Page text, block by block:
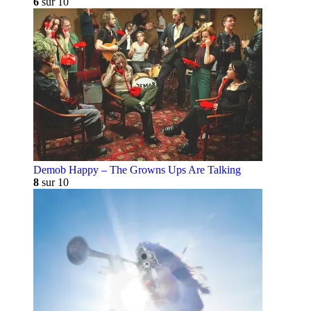
Demob Happy – The Growns Ups Are Talking
8 sur 10